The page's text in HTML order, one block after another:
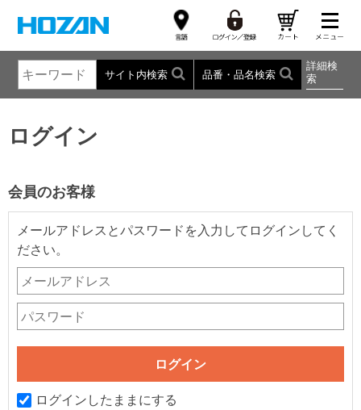
サイト内検索 品番・品名検索
詳細検
索
ログイン
会員のお客様
メールアドレスとパスワードを入力してログインしてく
ださい。
ログインしたままにする